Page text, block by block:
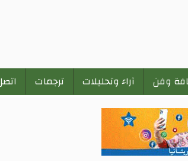
وفن آراء وتحليلات ترجمات